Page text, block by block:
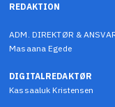
REDAKTION
ADM. DIREKTØR &
Masaana Egede
DIGITALREDAKTØR
Kassaaluk Kristensen